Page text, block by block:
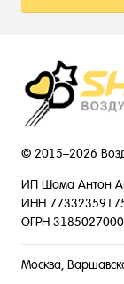
© 2015–2026
ИП Шама Антон
ИНН
ОГРН
Москва,